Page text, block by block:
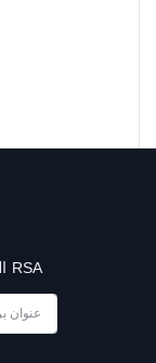
RSA الحداد للتجارة الإلكترونية والإستيراد